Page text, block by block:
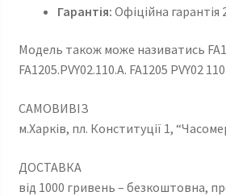
Гарантія: Офіційна гарантія
Модель також може називатись
FA1205.PVY02.110.A. FA1205 PVY02
САМОВИВІЗ
м.Харків, пл. Конституції 1,
ДОСТАВКА
від 1000 гривень – безкоштовна,